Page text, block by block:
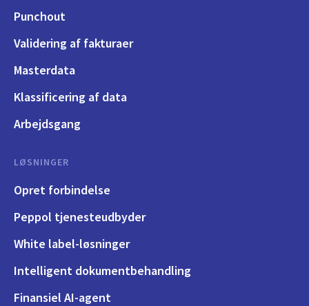
Punchout
Validering af fakturaer
Masterdata
Klassificering af data
Arbejdsgang
LØSNINGER
Opret forbindelse
Peppol tjenesteudbyder
White label-løsninger
Intelligent dokumentbehandling
Finansiel AI-agent